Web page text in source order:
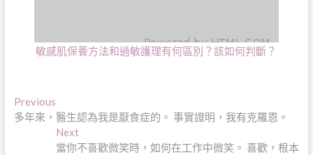
敏感肌保養方法和過敏護理有何區別？該如何判斷？
文
章
PreviousPrevious
post:
多年來，醫生認為我是厭食症的。 事實證明，我有克羅恩。
NextNext
post:
當你不喜歡微笑時，如何在工作中微笑。 喜歡，根本